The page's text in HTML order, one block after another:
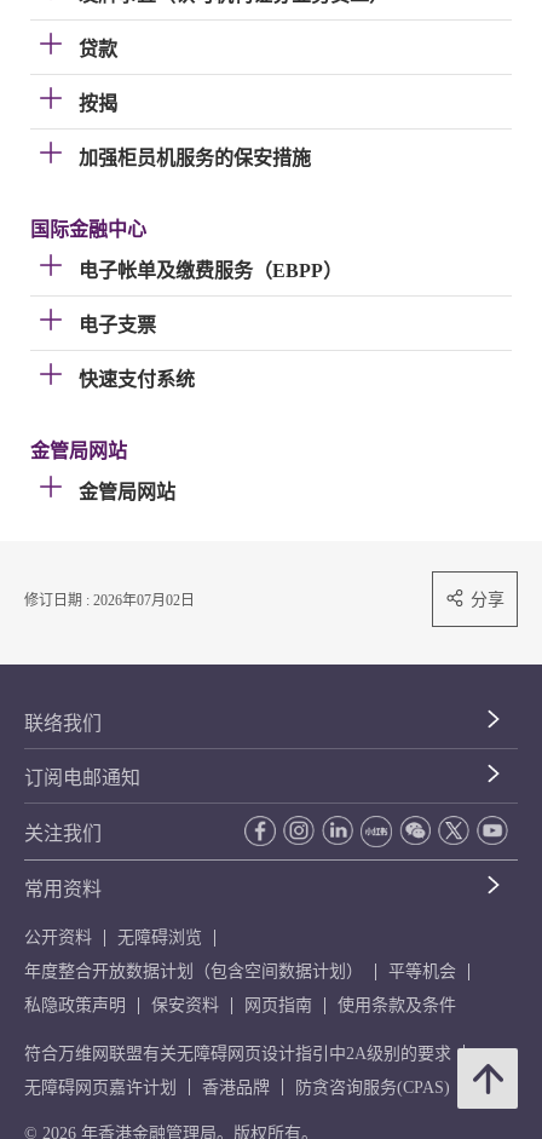
贷款
按揭
加强柜员机服务的保安措施
国际金融中心
电子帐单及缴费服务（EBPP）
电子支票
快速支付系统
金管局网站
金管局网站
修订日期 : 2026年07月02日 分享
联络我们
订阅电邮通知
关注我们
常用资料
公开资料
无障碍浏览
年度整合开放数据计划（包含空间数据计划）
平等机会
私隐政策声明
保安资料 网页指南 使用条款及条件
符合万维网联盟有关无障碍网页设计指引中2A级别的要求
无障碍网页嘉许计划
香港品牌 防贪咨询服务(CPAS)
© 2026 年香港金融管理局。版权所有。